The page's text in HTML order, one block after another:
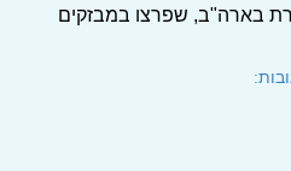
בארה"ב, שפרצו במבזקים